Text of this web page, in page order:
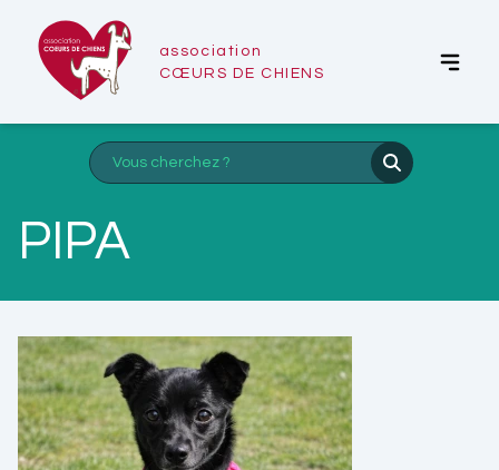
association
CŒURS DE CHIENS
PIPA